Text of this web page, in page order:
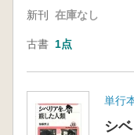
新刊 在庫なし
古書 1点
単行
シ